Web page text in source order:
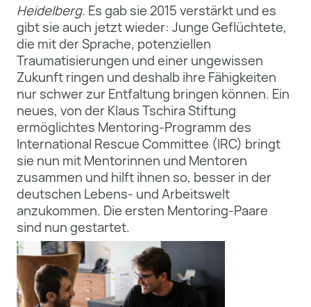
Heidelberg. Es gab sie 2015 verstärkt und es
gibt sie auch jetzt wieder: Junge Geflüchtete,
die mit der Sprache, potenziellen
Traumatisierungen und einer ungewissen
Zukunft ringen und deshalb ihre Fähigkeiten
nur schwer zur Entfaltung bringen können. Ein
neues, von der Klaus Tschira Stiftung
ermöglichtes Mentoring-Programm des
International Rescue Committee (IRC) bringt
sie nun mit Mentorinnen und Mentoren
zusammen und hilft ihnen so, besser in der
deutschen Lebens- und Arbeitswelt
anzukommen. Die ersten Mentoring-Paare
sind nun gestartet.